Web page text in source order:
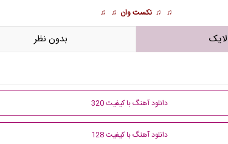
♫ ♫ نکست وان ♫ ♫
بدون نظر
دانلود آهنگ با کیفیت 320
دانلود آهنگ با کیفیت 128